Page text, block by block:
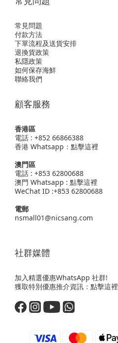
常見問題
付款方法
下單流程及送貨安排
退換貨政策
私隱政策
如何保存海鮮
聯絡我們
顧客服務
香港區
電話 : +852 66866388
香港 Whatsapp： 點擊這裡
澳門區
電話 : +853 62800688
澳門 Whatsapp : 點擊這裡
WeChat ID :+853 62800688
電郵
nsmall01@nicsang.com
社群媒體
加入精選優惠WhatsApp 社群!
獲取特別優惠推介資訊： 點擊這裡